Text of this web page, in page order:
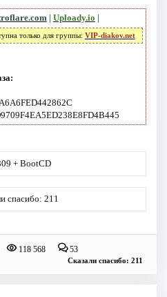
| Uploady.io |
только для группы: VIP-diakov.net
+ BootCD
спасибо: 211
118 568 53
Сказали спасибо: 211